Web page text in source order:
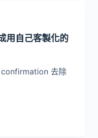
用自己客製化的
去除